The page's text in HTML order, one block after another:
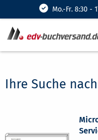
Mo.-Fr. 8:30 -
Ihre Suche